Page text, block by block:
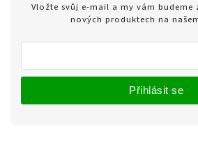
Vložte svůj e-mail a my vám
nových produktech na
Přihlásit se